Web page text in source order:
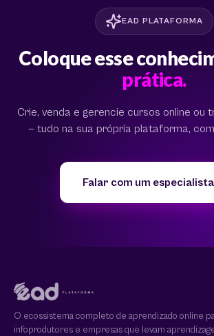
EAD PLATAFORMA
Coloque esse
prática.
Crie, venda e gerencie cursos online ou
— tudo na sua própria plataforma,
Falar com um especialista
O ecossistema completo de aprendizado online
infoprodutores e empresas que levam